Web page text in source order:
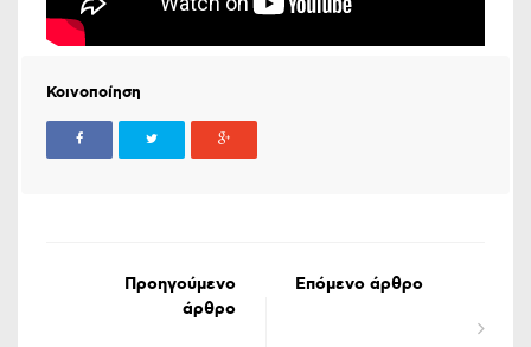
Κοινοποίηση
Προηγούμενο
άρθρο
Επόμενο άρθρο